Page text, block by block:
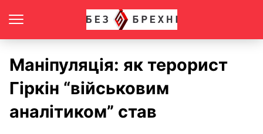
Маніпуляція: як терорист
Гіркін “військовим
аналітиком” став